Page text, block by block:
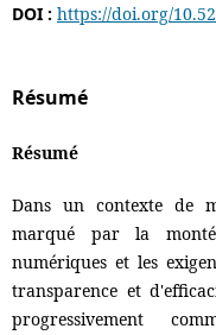
DOI : https://doi.org/
Résumé
Résumé
Dans un contexte de
marqué par la
numériques et les
transparence et
progressivement